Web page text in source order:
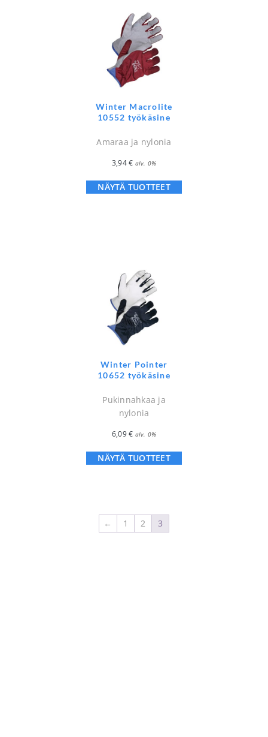
Winter Macrolite
10552 työkäsine
Amaraa ja nylonia
3,94€ alv. 0%
NÄYTÄ TUOTTEET
Winter Pointer
10652 työkäsine
Pukinnahkaa ja
nylonia
6,09€ alv. 0%
NÄYTÄ TUOTTEET
← 1 2 3